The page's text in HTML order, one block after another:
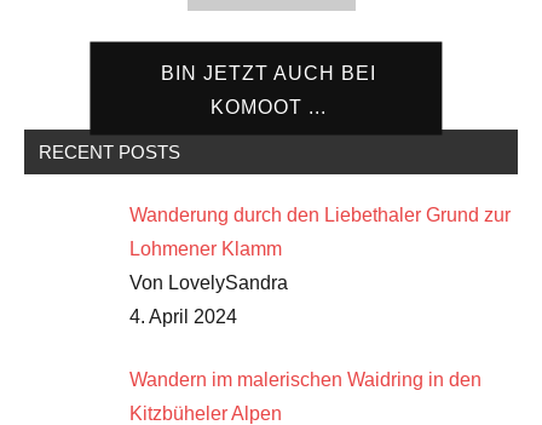
BIN JETZT AUCH BEI
KOMOOT ...
RECENT POSTS
Wanderung durch den Liebethaler Grund zur
Lohmener Klamm
Von LovelySandra
4. April 2024
Wandern im malerischen Waidring in den
Kitzbüheler Alpen